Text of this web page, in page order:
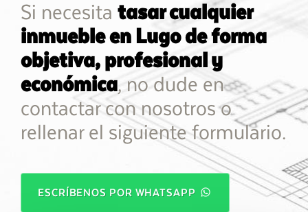
Si necesita tasar cualquier
inmueble en Lugo de forma
objetiva, profesional y
económica, no dude en
contactar con nosotros o
rellenar el siguiente formulario.
ESCRÍBENOS POR WHATSAPP